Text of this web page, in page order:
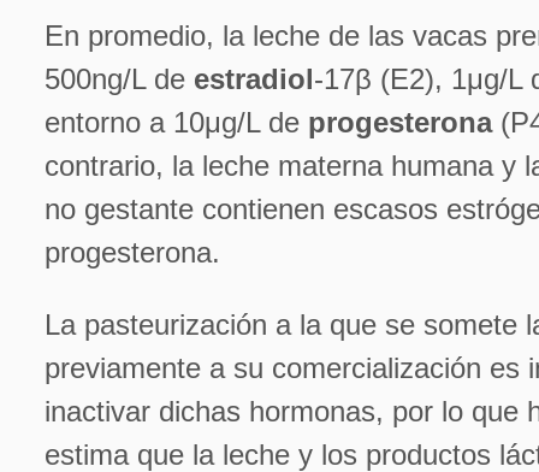
En promedio, la leche de las vacas
500ng/L de estradiol-17β (E2), 1μg/L
entorno a 10μg/L de progesterona
contrario, la leche materna humana y
no gestante contienen escasos
progesterona.
La pasteurización a la que se somete
previamente a su comercialización es
inactivar dichas hormonas, por lo que
estima que la leche y los productos